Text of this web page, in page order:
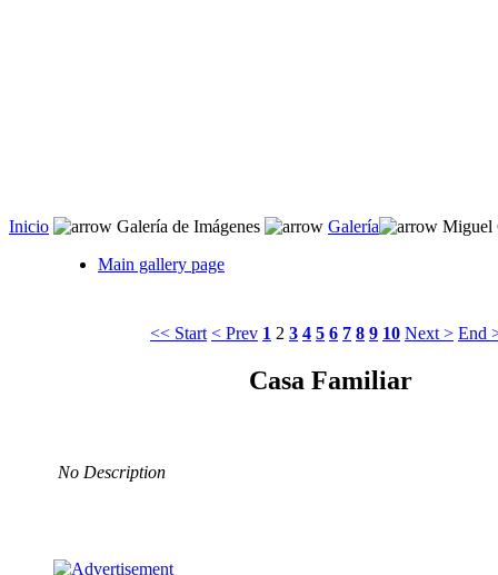
Inicio Galería de Imágenes Galería
Miguel
Main gallery page
<< Start < Prev 1 2 3 4 5 6 7 8 9 10 Next > End
Casa Familiar
No Description